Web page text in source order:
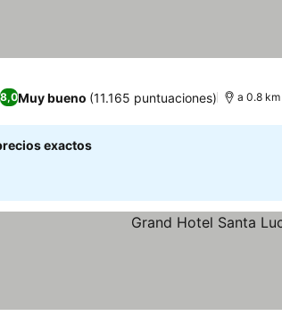
8,0Muy bueno (11.165 puntuaciones) a 0.8
exactos